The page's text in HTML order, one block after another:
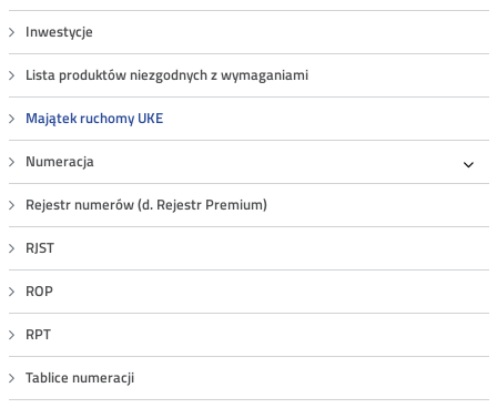
Inwestycje
Lista produktów niezgodnych z wymaganiami
Majątek ruchomy UKE
Numeracja
Rejestr numerów (d. Rejestr Premium)
RJST
ROP
RPT
Tablice numeracji